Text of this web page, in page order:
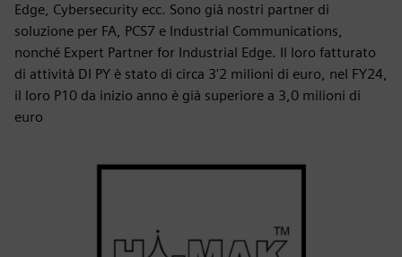
Edge, Cybersecurity ecc. Sono già nostri partner di
soluzione per FA, PCS7 e Industrial Communications,
nonché Expert Partner for Industrial Edge. Il loro fatturato
di attività DI PY è stato di circa 3'2 milioni di euro, nel FY24,
il loro P10 da inizio anno è già superiore a 3,0 milioni di
euro